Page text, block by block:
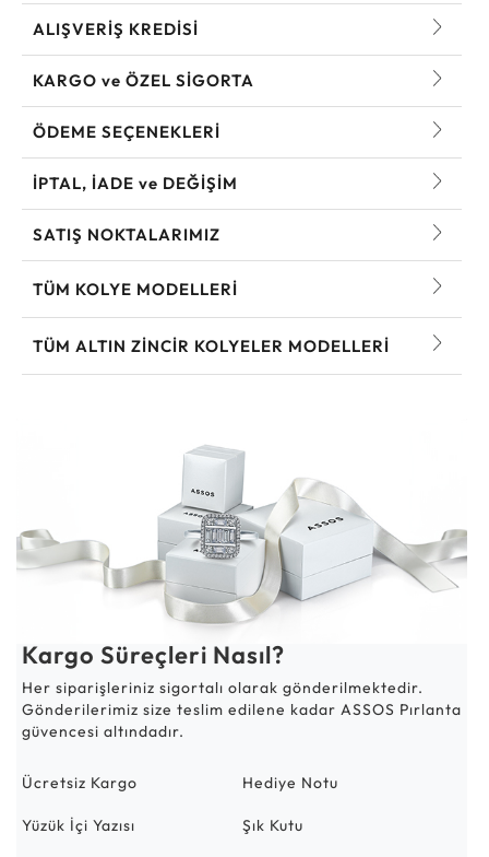
ALIŞVERİŞ KREDİSİ
KARGO ve ÖZEL SİGORTA
ÖDEME SEÇENEKLERİ
İPTAL, İADE ve DEĞİŞİM
SATIŞ NOKTALARIMIZ
TÜM KOLYE MODELLERI
TÜM ALTIN ZINCIR KOLYELER MODELLERI
Kargo Süreçleri Nasıl?
Her siparişleriniz sigortalı olarak gönderilmektedir.
Gönderilerimiz size teslim edilene kadar ASSOS Pırlanta
güvencesi altındadır.
Ücretsiz Kargo Hediye Notu
Yüzük İçi Yazısı Şık Kutu